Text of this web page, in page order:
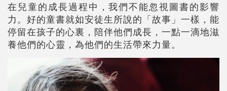
在兒童的成長過程中，我們不能忽視圖書的影響
力。好的童書就如安徒生所說的「故事」一樣，能
停留在孩子的心裏，陪伴他們成長，一點一滴地滋
養他們的心靈，為他們的生活帶來力量。